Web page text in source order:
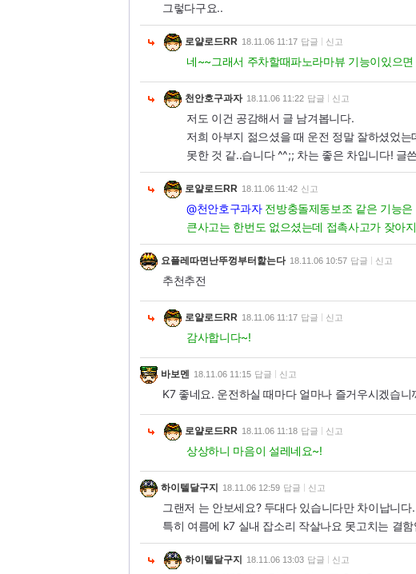
그렇다구요..
로얄로드RR 18.11.06 11:17 답글 신고
네~~그래서 주차할때파노라마뷰 기능이있으
천안호구과자 18.11.06 11:22 답글 신고
저도 이건 공감해서 글 남겨봅니다.
저희 아부지 젊으셨을 때 운전 정말 잘하셨었
못한 것 같..습니다 ^^;; 차는 좋은 차입니다! 글
로얄로드RR 18.11.06 11:42 신고
@천안호구과자전방충돌제동보조 같은 기능
큰사고는 한번도 없으셨는데 접촉사고가 잦아
요플레따면난뚜껑부터핥는다 18.11.06 10:57 답글 신고
추천추전
로얄로드RR 18.11.06 11:17 답글 신고
감사합니다~!
바보멘 18.11.06 11:15 답글 신고
K7 좋네요. 운전하실 때마다 얼마나 즐거우시겠습니
로얄로드RR 18.11.06 11:18 답글 신고
상상하니 마음이 설레네요~!
하이텔달구지 18.11.06 12:59 답글 신고
그랜저 는 안보세요? 두대다 있습니다만 차이납니다.
특히 여름에 k7 실내 잡소리 작살나요 못고치는 결함
하이텔달구지 18.11.06 13:03 답글 신고